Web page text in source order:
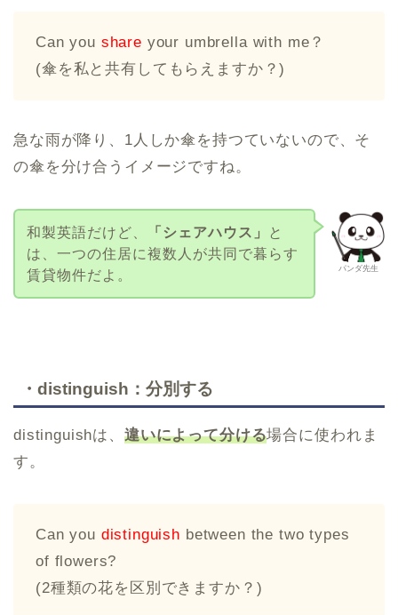
Can you share your umbrella with me？
(傘を私と共有してもらえますか？)
急な雨が降り、1人しか傘を持つていないので、そ
の傘を分け合うイメージですね。
パンダ先生
和製英語だけど、 「シェアハウス」
と
は、一つの住居に複数人が共同で暮らす
賃貸物件だよ。
・distinguish：分別する
distinguishは、 違いによって分ける場合に使われま
す。
Can you distinguish between the two types
of flowers?
(2種類の花を区別できますか？)